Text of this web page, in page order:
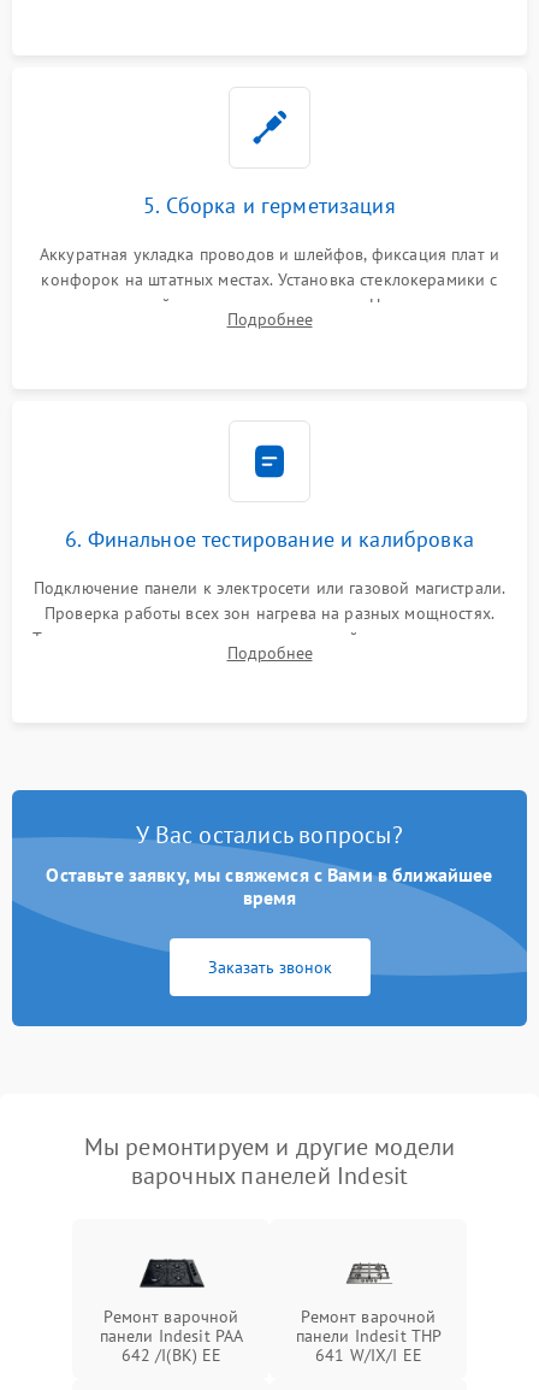
5. Сборка и герметизация
Аккуратная укладка проводов и шлейфов, фиксация плат и
конфорок на штатных местах. Установка стеклокерамики с
проверкой равномерности зазоров. Нанесение
термостойкого герметика или укладка уплотнительной
Подробнее
6. Финальное тестирование и калибровка
Подключение панели к электросети или газовой магистрали.
Проверка работы всех зон нагрева на разных мощностях.
Тестирование сенсорного управления, таймера, индикаторов
остаточного тепла и систем защиты от перегрева.
Подробнее
У Вас остались вопросы?
Оставьте заявку, мы свяжемся с Вами в ближайшее
время
Заказать звонок
Мы ремонтируем и другие модели
варочных панелей Indesit
Ремонт варочной
панели Indesit PAA
642 /I(BK) EE
Ремонт варочной
панели Indesit THP
641 W/IX/I EE